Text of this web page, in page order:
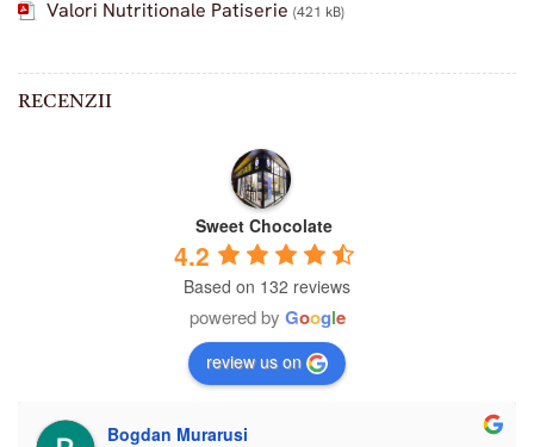
Valori Nutritionale Patiserie (421 kB)
RECENZII
Sweet Chocolate
4.2
Based on 132 reviews
powered by Google
review us on
Bogdan Murarusi